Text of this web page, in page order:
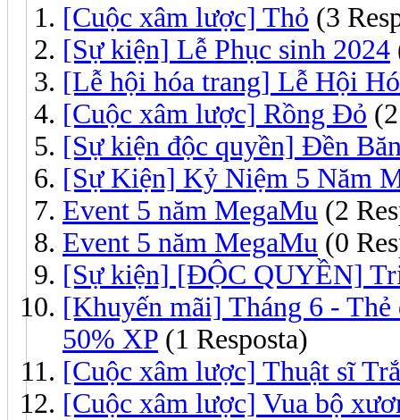
[Cuộc xâm lược] Thỏ (3
[Sự kiện] Lễ Phục sinh 2024
[Lễ hội hóa trang] Lễ Hội
[Cuộc xâm lược] Rồng Đỏ
[Sự kiện độc quyền] Đền
[Sự Kiện] Kỷ Niệm 5 Năm
Event 5 năm MegaMu (2
Event 5 năm MegaMu (0
[Sự kiện] [ĐỘC QUYỀN]
[Khuyến mãi] Tháng 6 -
50% XP (1 Resposta)
[Cuộc xâm lược] Thuật sĩ
[Cuộc xâm lược] Vua bộ